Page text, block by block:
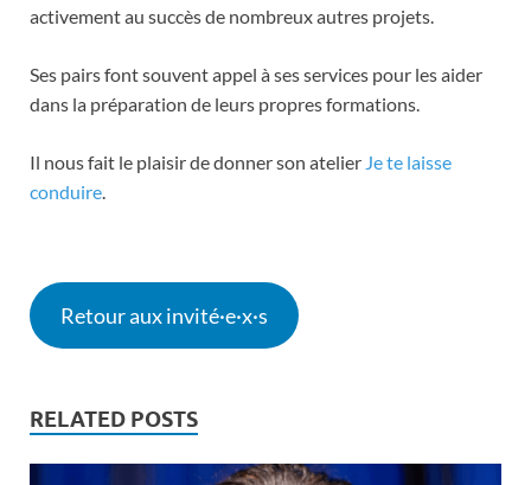
activement au succès de nombreux autres projets.
Ses pairs font souvent appel à ses services pour les aider
dans la préparation de leurs propres formations.
Il nous fait le plaisir de donner son atelier Je te laisse
conduire.
Retour aux invité·e·x·s
RELATED POSTS